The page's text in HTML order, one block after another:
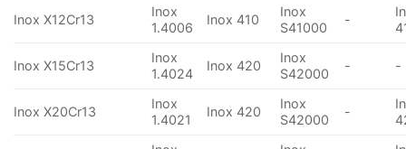
Inox X12Cr13
Inox
1.4006
Inox 410
Inox
S41000
-
Inox X15Cr13
Inox
1.4024
Inox 420
Inox
S42000
- -
Inox X20Cr13
Inox
1.4021
Inox 420
Inox
S42000
-